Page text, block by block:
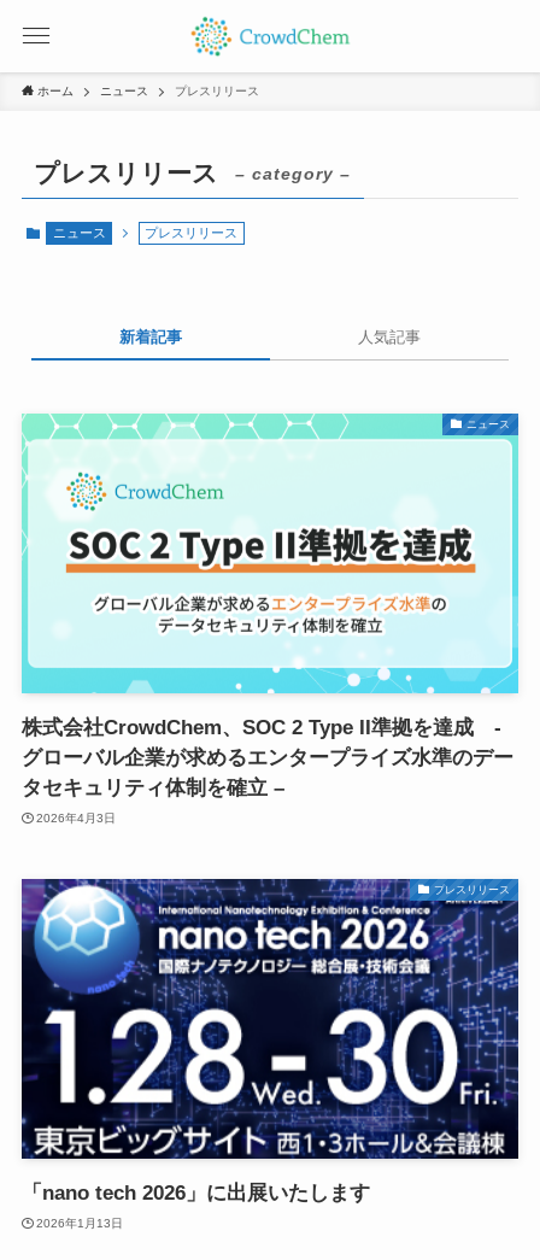
ホーム ニュース プレスリリース
プレスリリース – category –
ニュース プレスリリース
新着記事 人気記事
ニュース
株式会社CrowdChem、SOC 2 Type II準拠を達成 -
グローバル企業が求めるエンタープライズ水準のデー
タセキュリティ体制を確立 –
2026年4月3日
プレスリリース
「nano tech 2026」に出展いたします
2026年1月13日